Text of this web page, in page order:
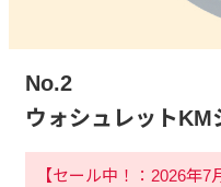
No.2
ウォシュレット
【セール中！：2026年7